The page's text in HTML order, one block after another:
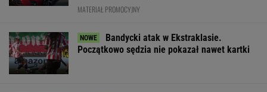
MATERIAŁ PROMOCYJNY
Bandycki atak w Ekstraklasie.
Początkowo sędzia nie pokazał nawet kartki